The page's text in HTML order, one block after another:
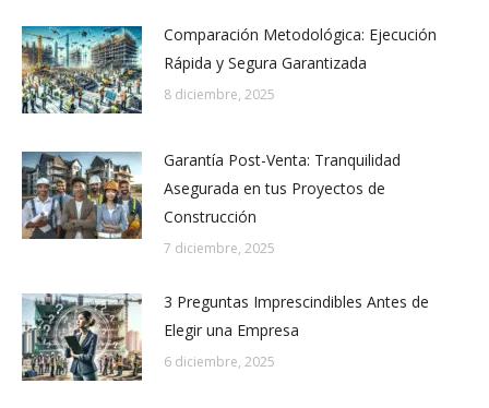
Comparación Metodológica: Ejecución
Rápida y Segura Garantizada
8 diciembre, 2025
Garantía Post-Venta: Tranquilidad
Asegurada en tus Proyectos de
Construcción
7 diciembre, 2025
3 Preguntas Imprescindibles Antes de
Elegir una Empresa
6 diciembre, 2025